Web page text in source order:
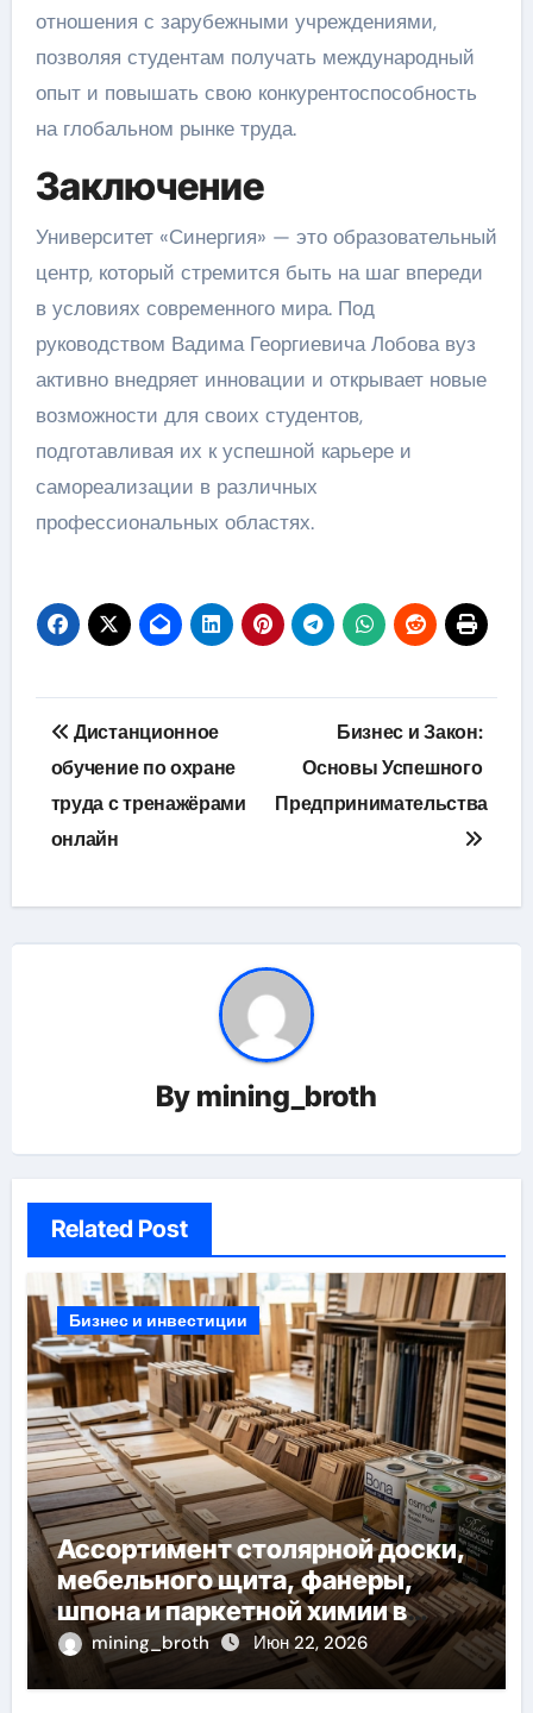
отношения с зарубежными учреждениями,
позволяя студентам получать международный
опыт и повышать свою конкурентоспособность
на глобальном рынке труда.
Заключение
Университет «Синергия» — это образовательный
центр, который стремится быть на шаг впереди
в условиях современного мира. Под
руководством Вадима Георгиевича Лобова вуз
активно внедряет инновации и открывает новые
возможности для своих студентов,
подготавливая их к успешной карьере и
самореализации в различных
профессиональных областях.
Навигация
по
записям
Дистанционное
обучение по охране
труда с тренажёрами
онлайн
Бизнес и Закон:
Основы Успешного
Предпринимательства
By mining_broth
Related Post
Бизнес и инвестиции
Ассортимент столярной доски,
мебельного щита, фанеры,
шпона и паркетной химии в
каталоге
mining_broth Июн 22, 2026